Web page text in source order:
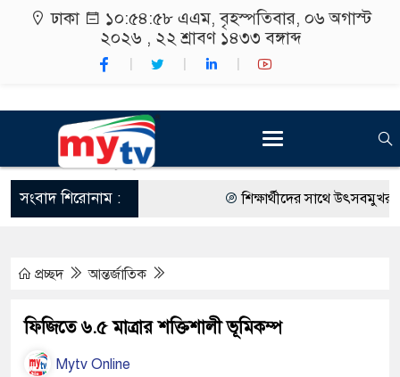
ঢাকা ১০:৫৪:৫৮ এএম, বৃহস্পতিবার, ০৬ অগাস্ট
২০২৬ , ২২ শ্রাবণ ১৪৩৩ বঙ্গাব্দ
সংবাদ শিরোনাম : শিক্ষার্থীদের সাথে উৎসবমুখর
রং ফর্সাকারী ৮ ব্র্যান্ডের ক্রিমে
প্রচ্ছদ আন্তর্জাতিক
ফিজিতে ৬.৫ মাত্রার শক্তিশালী ভূমিকম্প
Mytv Online